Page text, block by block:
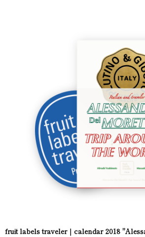
fruit labels traveler｜calendar 2018